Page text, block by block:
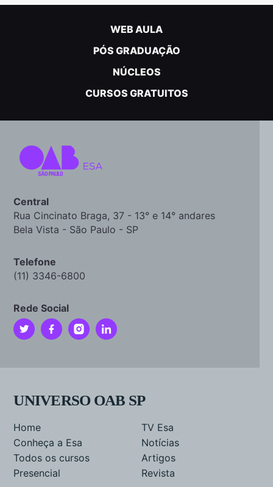
WEB AULA
PÓS GRADUAÇÃO
NÚCLEOS
CURSOS GRATUITOS
Central
Rua Cincinato Braga, 37 - 13° e 14° andares
Bela Vista - São Paulo - SP
Telefone
(11) 3346-6800
Rede Social
UNIVERSO OAB SP
Home
Conheça a Esa
Todos os cursos
Presencial
TV Esa
Notícias
Artigos
Revista